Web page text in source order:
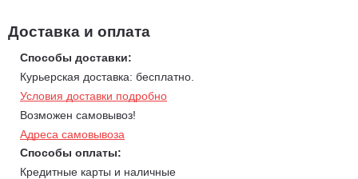
Низкий расход топлива.
АЛЬТЕРНАТОР
ЭЛЕКТРОЗАПУСК
Система запуска от ключа включает в себя аккумулятор 12
Доставка и оплата
Способы доставки:
Курьерская доставка: бесплатно.
Условия доставки подробно
Возможен самовывоз!
Адреса самовывоза
Способы оплаты:
Кредитные карты и наличные